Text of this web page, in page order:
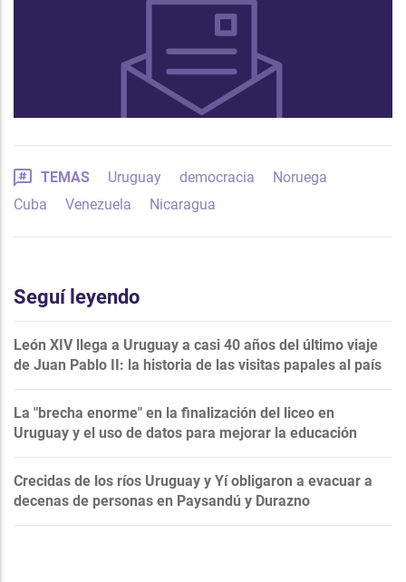
TEMAS Uruguay democracia
Noruega
Cuba
Venezuela Nicaragua
Seguí leyendo
León XIV llega a Uruguay a casi 40 años del último viaje
de Juan Pablo II: la historia de las visitas papales al país
La "brecha enorme" en la finalización del liceo en
Uruguay y el uso de datos para mejorar la educación
Crecidas de los ríos Uruguay y Yí obligaron a evacuar a
decenas de personas en Paysandú y Durazno